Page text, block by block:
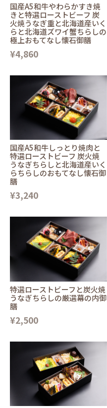
国産A5和牛やわらかすき焼
きと特選ローストビーフ 炭
火焼うなぎ重と北海道産いく
らと北海道ズワイ蟹ちらしの
極上おもてなし懐石御膳
¥4,860
国産A5和牛しっとり焼肉と
特選ローストビーフ 炭火焼
うなぎちらしと北海道産いく
らちらしのおもてなし懐石御
膳
¥3,240
特選ローストビーフと炭火焼
うなぎちらしの厳選幕の内御
膳
¥2,500